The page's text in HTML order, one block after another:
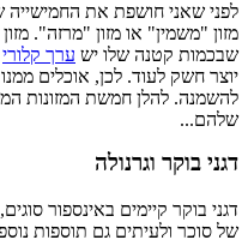
לפני שאני חושפת את החמישייה
מזון "משמין" או מזון "מרזה".
שבכמות קטנה שלו יש ערך קלורי
יוצר חשק לעוד. לכן, אוכלים
להשמנה. להלן חמשת המזונות
שלהם...
דגני בוקר וגרנולה
דגני בוקר קיימים באינספור
של סוכר ולעיתים גם תוספות